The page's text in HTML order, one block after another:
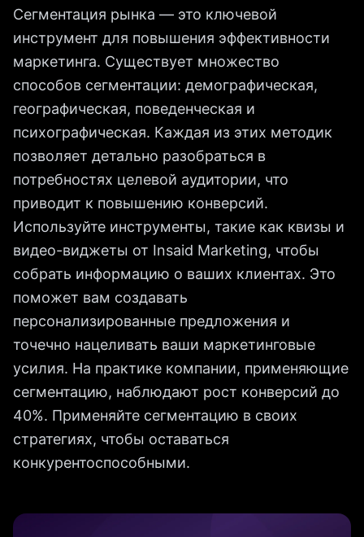
Сегментация рынка — это ключевой
инструмент для повышения эффективности
маркетинга. Существует множество
способов сегментации: демографическая,
географическая, поведенческая и
психографическая. Каждая из этих методик
позволяет детально разобраться в
потребностях целевой аудитории, что
приводит к повышению конверсий.
Используйте инструменты, такие как квизы и
видео-виджеты от Insaid Marketing, чтобы
собрать информацию о ваших клиентах. Это
поможет вам создавать
персонализированные предложения и
точечно нацеливать ваши маркетинговые
усилия. На практике компании, применяющие
сегментацию, наблюдают рост конверсий до
40%. Применяйте сегментацию в своих
стратегиях, чтобы оставаться
конкурентоспособными.